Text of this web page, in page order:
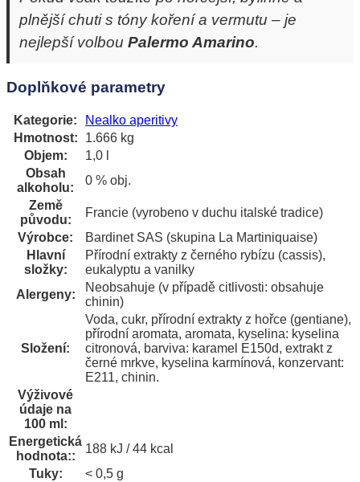
plnější chuti s tóny koření a vermutu – je
nejlepší volbou Palermo Amarino.
Doplňkové parametry
Kategorie:
Nealko aperitivy
Hmotnost:
1.666 kg
Objem:
1,0 l
Obsah
alkoholu:
0 % obj.
Země
původu:
Francie (vyrobeno v duchu italské tradice)
Výrobce:
Bardinet SAS (skupina La Martiniquaise)
Hlavní
složky:
Přírodní extrakty z černého rybízu (cassis),
eukalyptu a vanilky
Alergeny:
Neobsahuje (v případě citlivosti: obsahuje
chinin)
Složení:
Voda, cukr, přírodní extrakty z hořce (gentiane),
přírodní aromata, aromata, kyselina: kyselina
citronová, barviva: karamel E150d, extrakt z
černé mrkve, kyselina karmínová, konzervant:
E211, chinin.
Výživové
údaje na
100 ml :
Energetická
hodnota::
188 kJ / 44 kcal
Tuky:
< 0,5 g